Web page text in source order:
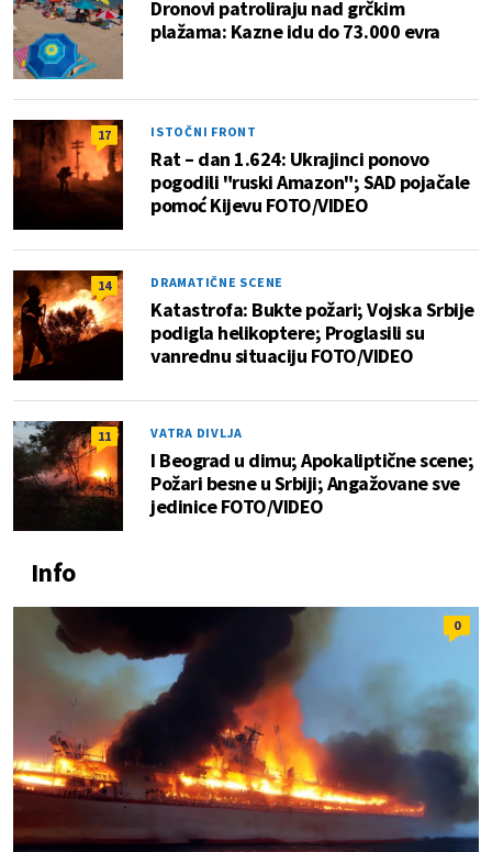
Dronovi patroliraju nad grčkim
plažama: Kazne idu do 73.000 evra
17 ISTOČNI FRONT
Rat – dan 1.624: Ukrajinci ponovo
pogodili "ruski Amazon"; SAD pojačale
pomoć Kijevu FOTO/VIDEO
14 DRAMATIČNE SCENE
Katastrofa: Bukte požari; Vojska Srbije
podigla helikoptere; Proglasili su
vanrednu situaciju FOTO/VIDEO
11 VATRA DIVLJA
I Beograd u dimu; Apokaliptične scene;
Požari besne u Srbiji; Angažovane sve
jedinice FOTO/VIDEO
Info
0